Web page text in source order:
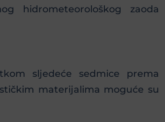
hidrometeorološkog zaoda
sljedeće sedmice prema
materijalima moguće su